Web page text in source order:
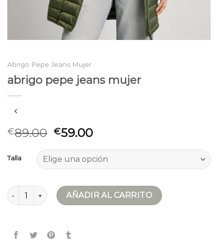
Abrigo Pepe Jeans Mujer
abrigo pepe jeans mujer
€89.00 €59.00
Talla
abrigo pepe jeans mujer cantidad
AÑADIR AL CARRITO